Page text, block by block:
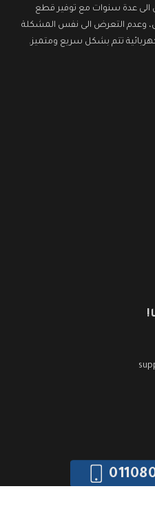
الى عدة سنوات مع توفير قطع
وعدم التعرض الى نفس المشكلة
تتم بشكل سريع ومتميز.